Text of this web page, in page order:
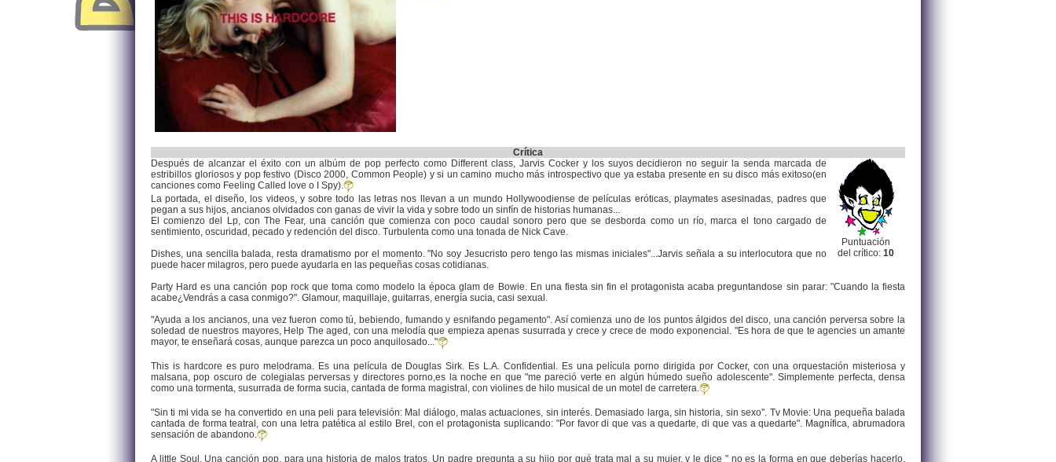
Crítica
Puntuación
del crítico: 10
Después de alcanzar el éxito con un albúm de pop perfecto como Different class, Jarvis Cocker y los suyos decidieron no seguir la senda marcada de
estribillos gloriosos y pop festivo (Disco 2000, Common People) y si un camino mucho más introspectivo que ya estaba presente en su disco más exitoso(en
canciones como Feeling Called love o I Spy).
La portada, el diseño, los videos, y sobre todo las letras nos llevan a un mundo Hollywoodiense de películas eróticas, playmates asesinadas, padres que
pegan a sus hijos, ancianos olvidados con ganas de vivir la vida y sobre todo un sinfín de historias humanas...
El comienzo del Lp, con The Fear, una canción que comienza con poco caudal sonoro pero que se desborda como un río, marca el tono cargado de
sentimiento, oscuridad, pecado y redención del disco. Turbulenta como una tonada de Nick Cave.
Dishes, una sencilla balada, resta dramatismo por el momento. "No soy Jesucristo pero tengo las mismas iniciales"...Jarvis señala a su interlocutora que no
puede hacer milagros, pero puede ayudarla en las pequeñas cosas cotidianas.
Party Hard es una canción pop rock que toma como modelo la época glam de Bowie. En una fiesta sin fin el protagonista acaba preguntandose sin parar: "Cuando la fiesta
acabe¿Vendrás a casa conmigo?". Glamour, maquillaje, guitarras, energía sucia, casi sexual.
"Ayuda a los ancianos, una vez fueron como tú, bebiendo, fumando y esnifando pegamento". Así comienza uno de los puntos álgidos del disco, una canción perversa sobre la
soledad de nuestros mayores, Help The aged, con una melodía que empieza apenas susurrada y crece y crece de modo exponencial. "Es hora de que te agencies un amante
mayor, te enseñará cosas, aunque parezca un poco anquilosado..."
This is hardcore es puro melodrama. Es una película de Douglas Sirk. Es L.A. Confidential. Es una película porno dirigida por Cocker, con una orquestación misteriosa y
malsana, pop oscuro de colegialas perversas y directores porno,es la noche en que "me pareció verte en algún húmedo sueño adolescente". Simplemente perfecta, densa
como una tormenta, susurrada de forma sucia, cantada de forma magistral, con violines de hilo musical de un motel de carretera.
"Sin ti mi vida se ha convertido en una peli para televisión: Mal diálogo, malas actuaciones, sin interés. Demasiado larga, sin historia, sin sexo". Tv Movie: Una pequeña balada
cantada de forma teatral, con una letra patética al estilo Brel, con el protagonista suplicando: "Por favor di que vas a quedarte, di que vas a quedarte". Magnífica, abrumadora
sensación de abandono.
A little Soul. Una canción pop, para una historia de malos tratos. Un padre pregunta a su hijo por qué trata mal a su mujer, y le dice " no es la forma en que deberías hacerlo,